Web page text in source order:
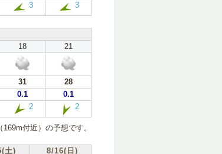
3 3
18
21
31
28
0.1
0.1
2 2
付近）の予想です。
土) 8/16(日)